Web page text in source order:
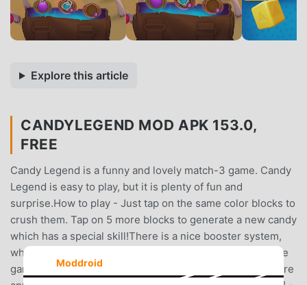
Explore this article
CANDYLEGEND MOD APK 153.0,
FREE
Candy Legend is a funny and lovely match-3 game. Candy
Legend is easy to play, but it is plenty of fun and
surprise.How to play - Just tap on the same color blocks to
crush them. Tap on 5 more blocks to generate a new candy
which has a special skill!There is a nice booster system,
which supports you to solve any problem you meet in the
game. One more thing, you can play the game at anywhere
Moddroid